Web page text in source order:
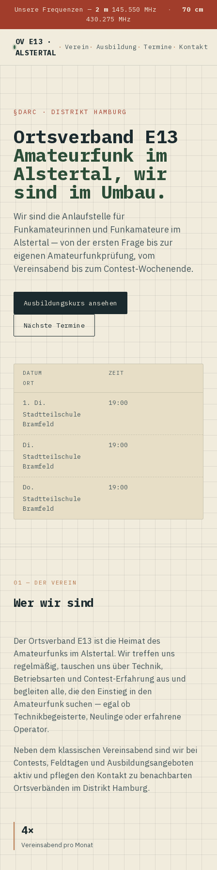
Unsere Frequenzen — 2 m145.550 MHz ·
70 cm
430.275 MHz
OV E13 ·
ALSTERTAL
Verein Ausbildung Termine Kontakt
DARC · DISTRIKT HAMBURG
Ortsverband E13
Amateurfunk im
Alstertal, wir
sind im Umbau.
Wir sind die Anlaufstelle für
Funkamateurinnen und Funkamateure im
Alstertal — von der ersten Frage bis zur
eigenen Amateurfunkprüfung, vom
Vereinsabend bis zum Contest-Wochenende.
Ausbildungskurs ansehen
Nächste Termine
DATUM
ZEIT
ORT
1. Di.
19:00
Stadtteilschule
Bramfeld
Di.
19:00
Stadtteilschule
Bramfeld
Do.
19:00
Stadtteilschule
Bramfeld
01 — DER VEREIN
Wer wir sind
Der Ortsverband E13 ist die Heimat des
Amateurfunks im Alstertal. Wir treffen uns
regelmäßig, tauschen uns über Technik,
Betriebsarten und Contest-Erfahrung aus und
begleiten alle, die den Einstieg in den
Amateurfunk suchen — egal ob
Technikbegeisterte, Neulinge oder erfahrene
Operator.
Neben dem klassischen Vereinsabend sind wir bei
Contests, Feldtagen und Ausbildungsangeboten
aktiv und pflegen den Kontakt zu benachbarten
Ortsverbänden im Distrikt Hamburg.
4×
Vereinsabend pro Monat